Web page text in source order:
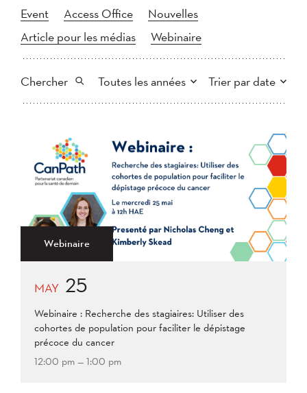
Event Access Office
Nouvelles
Article pour les médias
Webinaire
Chercher Toutes les années Trier par date
Chercher
2024
2023
2021
2020
2019
2018
2017
2015
2014
2012
2011
2009
2008
Plus récent au plus ancien
Plus ancien au plus récent
Appliquer
Webinaire
MAY 25
Webinaire : Recherche des stagiaires: Utiliser des
cohortes de population pour faciliter le dépistage
précoce du cancer
12:00 pm — 1:00 pm